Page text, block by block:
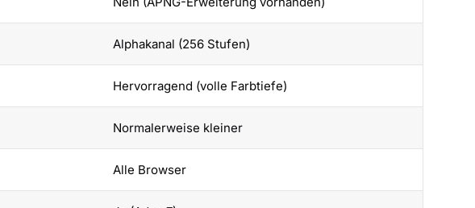
Alphakanal (256 Stufen)
Hervorragend (volle Farbtiefe)
Normalerweise kleiner
Alle Browser